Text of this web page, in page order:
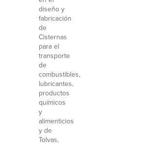
diseño y
fabricación
de
Cisternas
para el
transporte
de
combustibles,
lubricantes,
productos
químicos
y
alimenticios
y de
Tolvas,